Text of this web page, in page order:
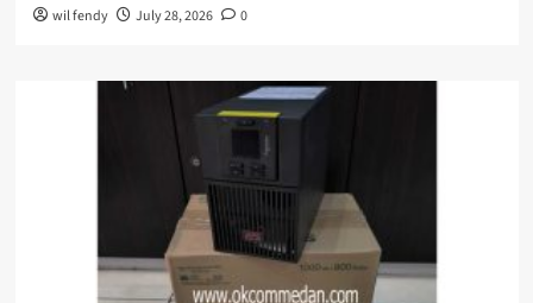
wil fendy July 28, 2026 0